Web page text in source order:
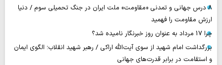
۸ درس جهانی و تمدنی «مقاومت» ملت ایران در جنگ تحمیلی سوم / دنیا
ارزش مقاومت را فهمید
چرا 17 مرداد به عنوان روز خبرنگار نامیده شد؟
بزرگداشت امام شهید از سوی آیت‌الله اراکی / رهبر شهید انقلاب؛ الگوی ایمان
و استقامت در برابر قدرت‌های جهانی